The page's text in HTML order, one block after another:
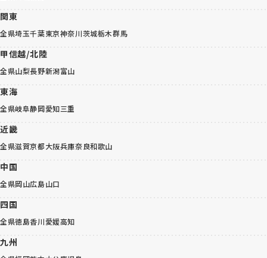
関東
全県埼玉千葉東京神奈川茨城栃木群馬
甲信越/北陸
全県山梨長野新潟富山
東海
全県岐阜静岡愛知三重
近畿
全県滋賀京都大阪兵庫奈良和歌山
中国
全県岡山広島山口
四国
全県徳島香川愛媛高知
九州